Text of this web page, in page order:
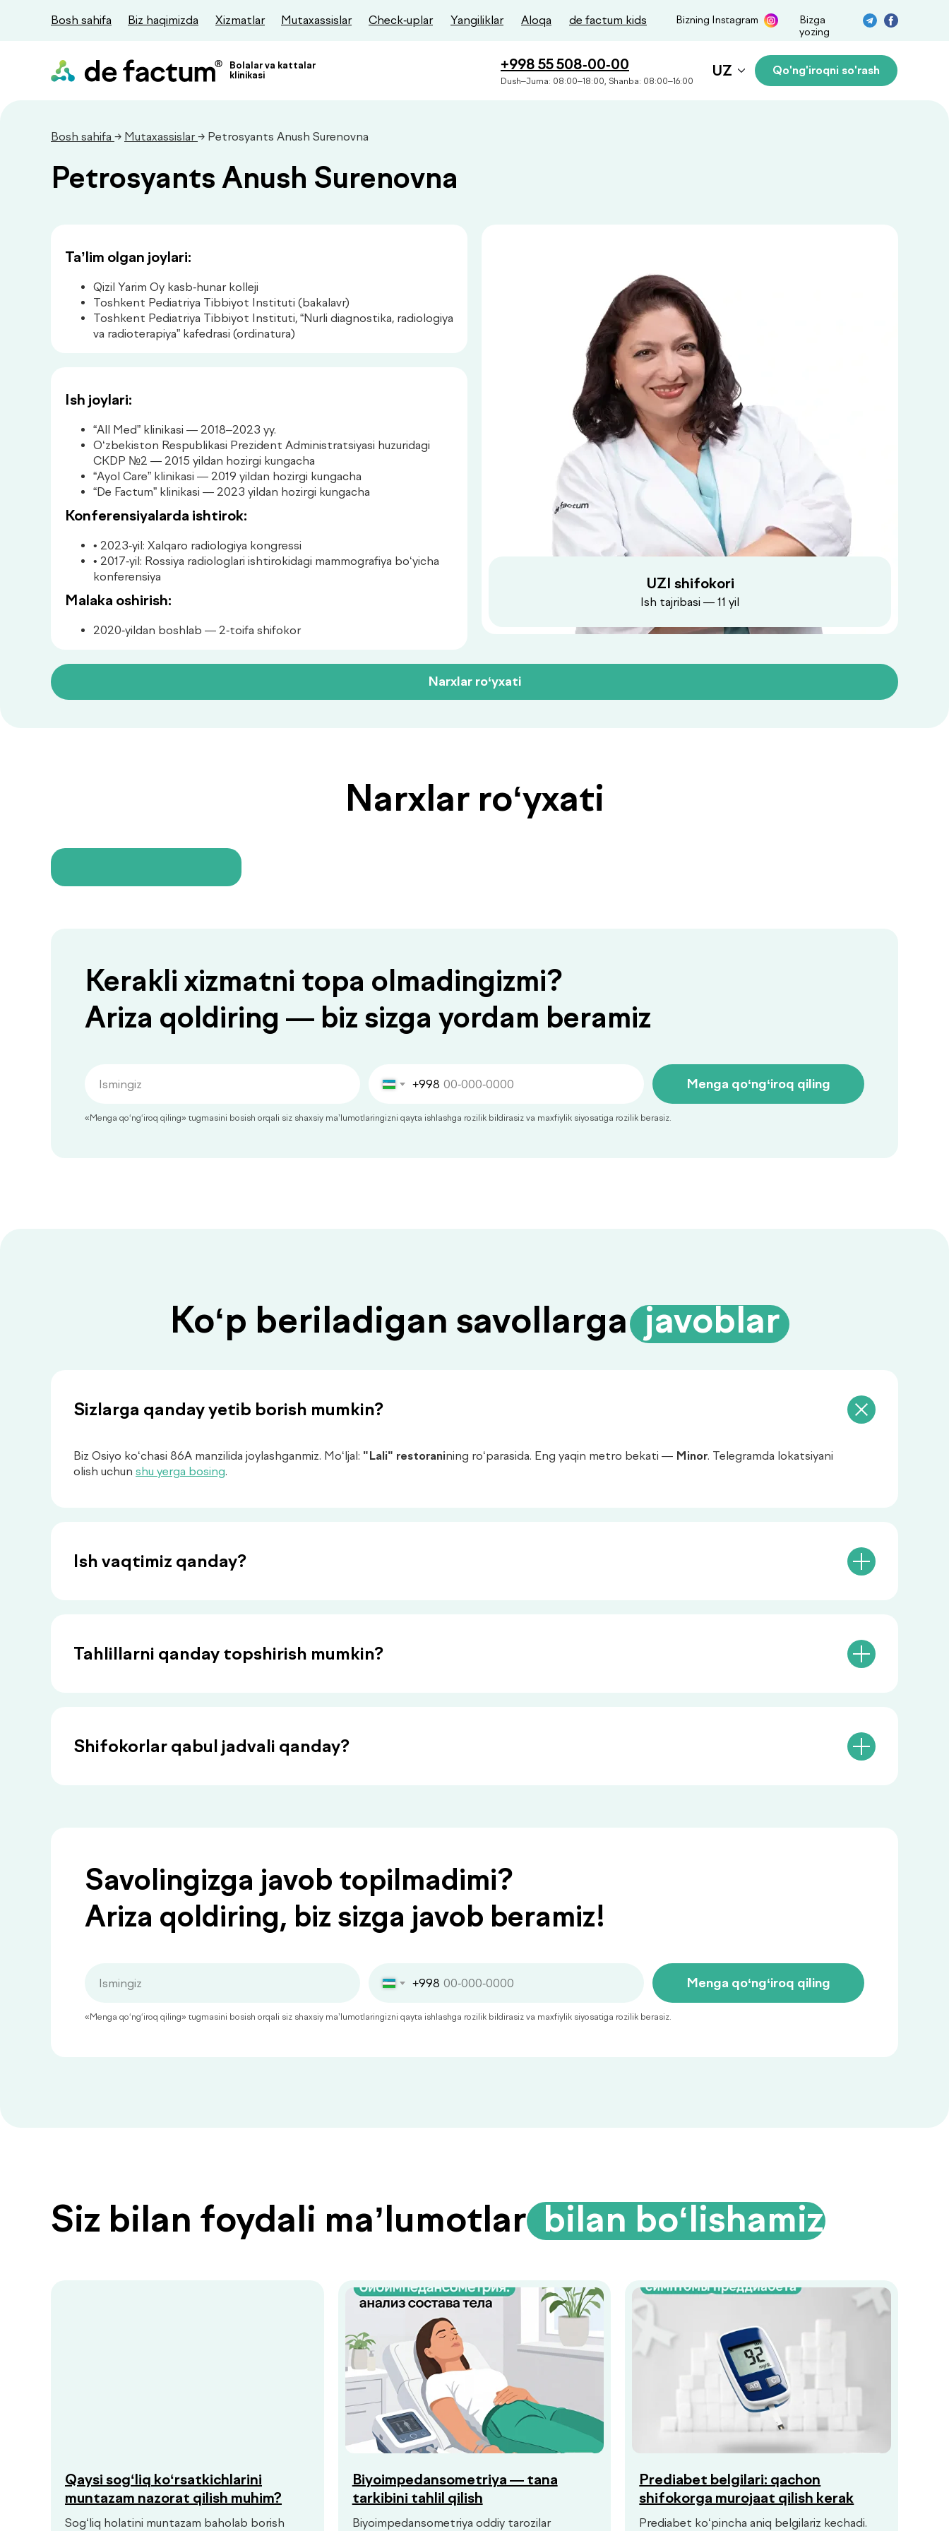
Bosh sahifa Biz haqimizda Xizmatlar Mutaxassislar Check-uplar Yangiliklar Aloqa de factum kids Bizning Instagram
Bizga
yozing
Bolalar va kattalar
klinikasi
+998 55 508-00-00 UZ Qo'ng'iroqni so'rash
Dush–Juma: 08:00–18:00, Shanba: 08:00–16:00
Bosh sahifa → Mutaxassislar→ Petrosyants Anush Surenovna
Petrosyants Anush Surenovna
Ta’lim olgan joylari:
Qizil Yarim Oy kasb-hunar kolleji
Toshkent Pediatriya Tibbiyot Instituti (bakalavr)
Toshkent Pediatriya Tibbiyot Instituti, “Nurli diagnostika, radiologiya
va radioterapiya” kafedrasi (ordinatura)
Ish joylari:
Malaka oshirish:
Konferensiyalarda ishtirok:
“All Med” klinikasi — 2018–2023 yy.
O‘zbekiston Respublikasi Prezident Administratsiyasi huzuridagi
CKDP №2 — 2015 yildan hozirgi kungacha
“Ayol Care” klinikasi — 2019 yildan hozirgi kungacha
“De Factum” klinikasi — 2023 yildan hozirgi kungacha
• 2023-yil: Xalqaro radiologiya kongressi
• 2017-yil: Rossiya radiologlari ishtirokidagi mammografiya bo‘yicha
konferensiya
2020-yildan boshlab — 2-toifa shifokor
UZI shifokori
Ish tajribasi — 11 yil
Narxlar ro‘yxati
Narxlar ro‘yxati
Kerakli xizmatni topa olmadingizmi?
Ariza qoldiring — biz sizga yordam beramiz
+998 Menga qo‘ng‘iroq qiling
«Menga qo‘ng‘iroq qiling» tugmasini bosish orqali siz shaxsiy ma’lumotlaringizni qayta ishlashga rozilik bildirasiz va maxfiylik siyosatiga rozilik berasiz.
Ko‘p beriladigan savollarga.javoblar
Sizlarga qanday yetib borish mumkin?
Biz Osiyo ko‘chasi 86A manzilida joylashganmiz. Mo‘ljal: "Lali" restoranining ro‘parasida. Eng yaqin metro bekati — Minor. Telegramda lokatsiyani
olish uchun shu yerga bosing.
Ish vaqtimiz qanday?
Tahlillarni qanday topshirish mumkin?
Shifokorlar qabul jadvali qanday?
Savolingizga javob topilmadimi?
Ariza qoldiring, biz sizga javob beramiz!
+998 Menga qo‘ng‘iroq qiling
«Menga qo‘ng‘iroq qiling» tugmasini bosish orqali siz shaxsiy ma’lumotlaringizni qayta ishlashga rozilik bildirasiz va maxfiylik siyosatiga rozilik berasiz.
Siz bilan foydali ma’lumotlar.bilan bo‘lishamiz
Qaysi sog‘liq ko‘rsatkichlarini
muntazam nazorat qilish muhim?
Sog‘liq holatini muntazam baholab borish
Biyoimpedansometriya — tana
tarkibini tahlil qilish
Biyoimpedansometriya oddiy tarozilar
Prediabet belgilari: qachon
shifokorga murojaat qilish kerak
Prediabet ko‘pincha aniq belgilariz kechadi.